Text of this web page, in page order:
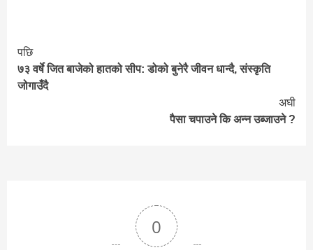
Continue
Reading
पछि
७३ वर्षे जित बाजेको हातको सीप: डोको बुनेरै जीवन धान्दै, संस्कृति
जोगाउँदै
अघी
पैसा चपाउने कि अन्न उब्जाउने ?
0